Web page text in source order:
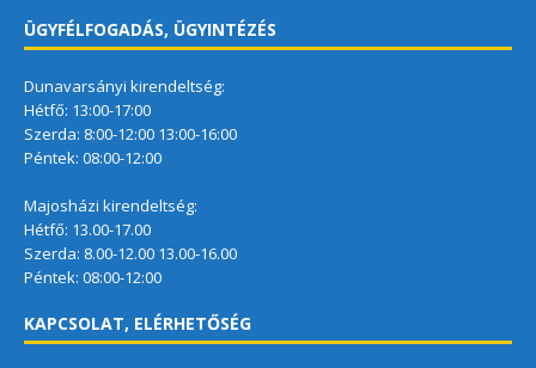
ÜGYFÉLFOGADÁS, ÜGYINTÉZÉS
Dunavarsányi kirendeltség:
Hétfő: 13:00-17:00
Szerda: 8:00-12:00 13:00-16:00
Péntek: 08:00-12:00
Majosházi kirendeltség:
Hétfő: 13.00-17.00
Szerda: 8.00-12.00 13.00-16.00
Péntek: 08:00-12:00
KAPCSOLAT, ELÉRHETŐSÉG